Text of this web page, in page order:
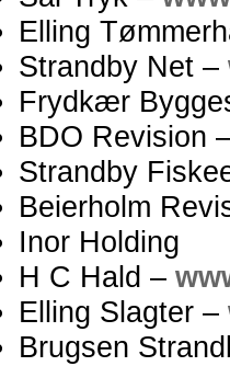
Elling
Strandby Net –
Frydkær
BDO Revision
Strandby
Beierholm
Inor Holding
H C Hald –
Elling Slagter –
Brugsen